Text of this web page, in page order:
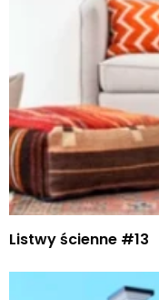
Listwy ścienne #13